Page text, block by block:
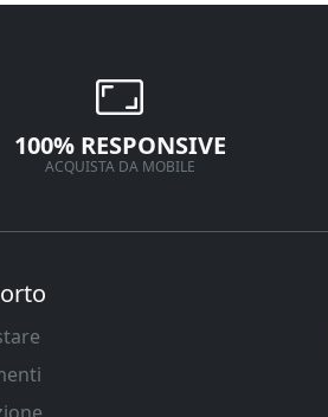
100% RESPONSIVE
ACQUISTA DA MOBILE